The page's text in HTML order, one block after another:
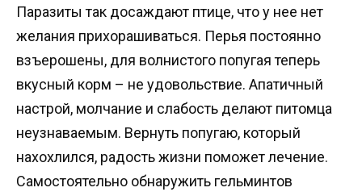
Паразиты так досаждают птице, что у нее нет
желания прихорашиваться. Перья постоянно
взъерошены, для волнистого попугая теперь
вкусный корм – не удовольствие. Апатичный
настрой, молчание и слабость делают питомца
неузнаваемым. Вернуть попугаю, который
нахохлился, радость жизни поможет лечение.
Самостоятельно обнаружить гельминтов